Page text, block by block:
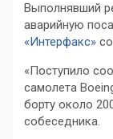
Выполнявший
аварийную
«Интерфакс»
«Поступило
самолета
борту около
собеседника.